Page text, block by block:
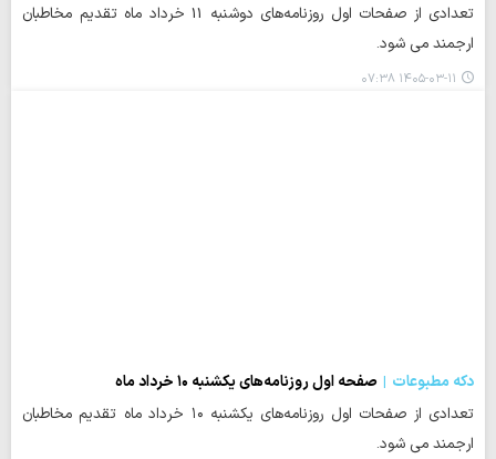
تعدادی از صفحات اول روزنامه‌های دوشنبه 11 خرداد ماه تقدیم مخاطبان
ارجمند می شود.
۱۴۰۵-۰۳-۱۱ ۰۷:۳۸
دکه مطبوعات
صفحه اول روزنامه‌های یکشنبه ۱۰ خرداد ماه
تعدادی از صفحات اول روزنامه‌های یکشنبه ۱۰ خرداد ماه تقدیم مخاطبان
ارجمند می شود.